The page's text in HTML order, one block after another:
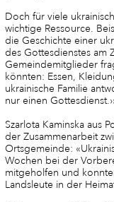
Doch für viele
wichtige Ressource.
die Geschichte einer
des Gottesdienstes am
Gemeindemitglieder
könnten: Essen,
ukrainische Familie
nur einen
Szarlota Kaminska aus
der Zusammenarbeit
Ortsgemeinde:
Wochen bei der
mitgeholfen und
Landsleute in der